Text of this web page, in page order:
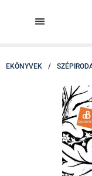
EKÖNYVEK /